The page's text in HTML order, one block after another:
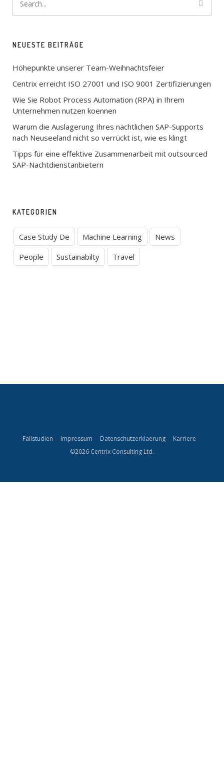
NEUESTE BEITRÄGE
Höhepunkte unserer Team-Weihnachtsfeier
Centrix erreicht ISO 27001 und ISO 9001 Zertifizierungen
Wie Sie Robot Process Automation (RPA) in Ihrem
Unternehmen nutzen koennen
Warum die Auslagerung Ihres nächtlichen SAP-Supports
nach Neuseeland nicht so verrückt ist, wie es klingt
Tipps für eine effektive Zusammenarbeit mit outsourced
SAP-Nachtdienstanbietern
KATEGORIEN
Case Study De Machine Learning
News
People
Sustainabilty Travel
Fallstudien Impressum Datenschutzerklaerung
Karriere
©2026 Centrix Consulting Ltd.